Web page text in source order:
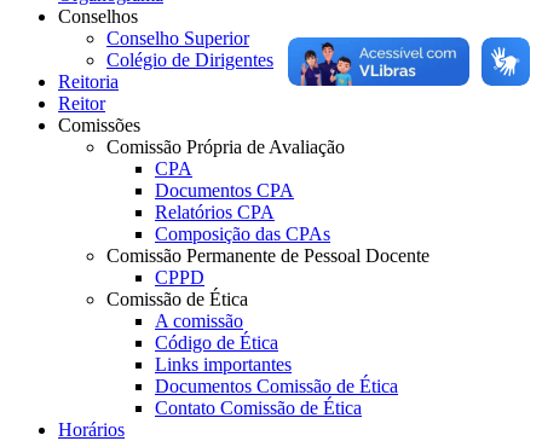
Conselhos
Conselho Superior
Colégio de Dirigentes
Reitoria
Reitor
Comissões
Comissão Própria de Avaliação
CPA
Documentos CPA
Relatórios CPA
Composição das CPAs
Comissão Permanente de Pessoal Docente
CPPD
Comissão de Ética
A comissão
Código de Ética
Links importantes
Documentos Comissão de Ética
Contato Comissão de Ética
Horários